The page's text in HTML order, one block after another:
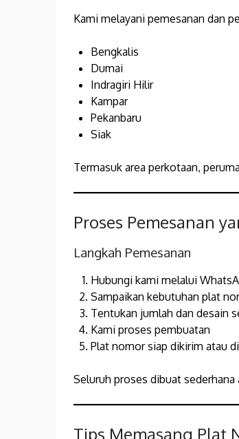
Kami melayani pemesanan dan
Bengkalis
Dumai
Indragiri Hilir
Kampar
Pekanbaru
Siak
Termasuk area perkotaan,
Proses Pemesanan
Langkah Pemesanan
Hubungi kami melalui
Sampaikan kebutuhan plat
Tentukan jumlah dan desain
Kami proses pembuatan
Plat nomor siap dikirim atau
Seluruh proses dibuat
Tips Memasang Plat